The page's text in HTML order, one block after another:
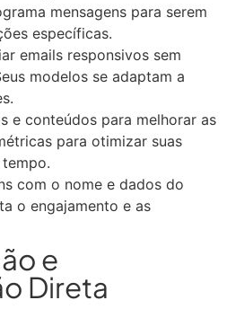
mensagens para serem
específicas.
emails responsivos sem
modelos se adaptam a
e conteúdos para melhorar as
para otimizar suas
com o nome e dados do
o engajamento e as
e
Direta